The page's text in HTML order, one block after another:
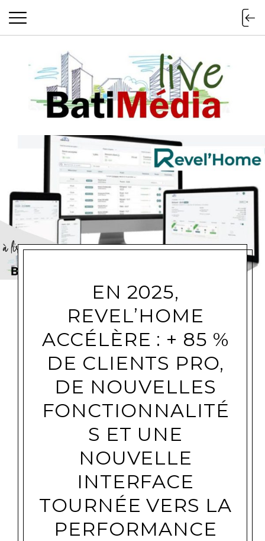
Batimedialive
EN 2025,
REVEL’HOME
ACCÉLÈRE : + 85 %
DE CLIENTS PRO,
DE NOUVELLES
FONCTIONNALITÉ
S ET UNE
NOUVELLE
INTERFACE
TOURNÉE VERS LA
PERFORMANCE